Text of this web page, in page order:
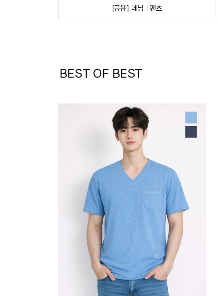
[공용] 데님ㅣ팬츠
BEST OF BEST